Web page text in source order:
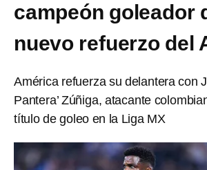
campeón goleador
nuevo refuerzo del
América refuerza su delantera con
Pantera’ Zúñiga, atacante
título de goleo en la Liga MX